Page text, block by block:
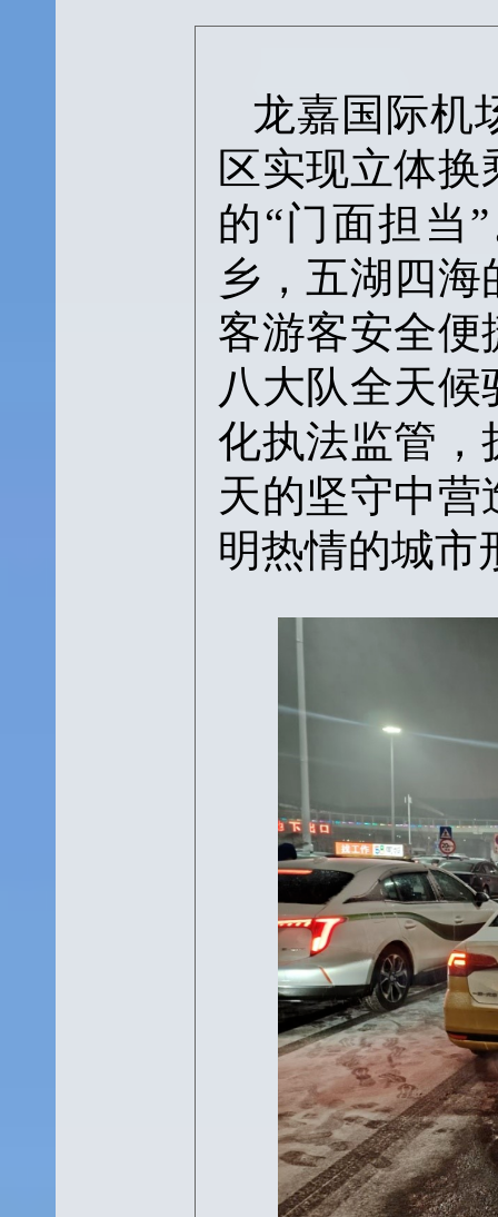
龙嘉国际机
区实现立体
的“门面担当
乡，五湖四
客游客安全便
八大队全天
化执法监管，
天的坚守中
明热情的城市